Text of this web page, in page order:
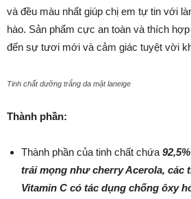
và đều màu nhất giúp chị em tự tin với
hào. Sản phẩm cực an toàn và thích
đến sự tươi mới và cảm giác tuyệt vời
Tinh chất dưỡng trắng da mặt laneige
Thành phần:
Thành phần của tinh chất chứa
trái mọng như cherry Acerola, các
Vitamin C có tác dụng chống ôxy